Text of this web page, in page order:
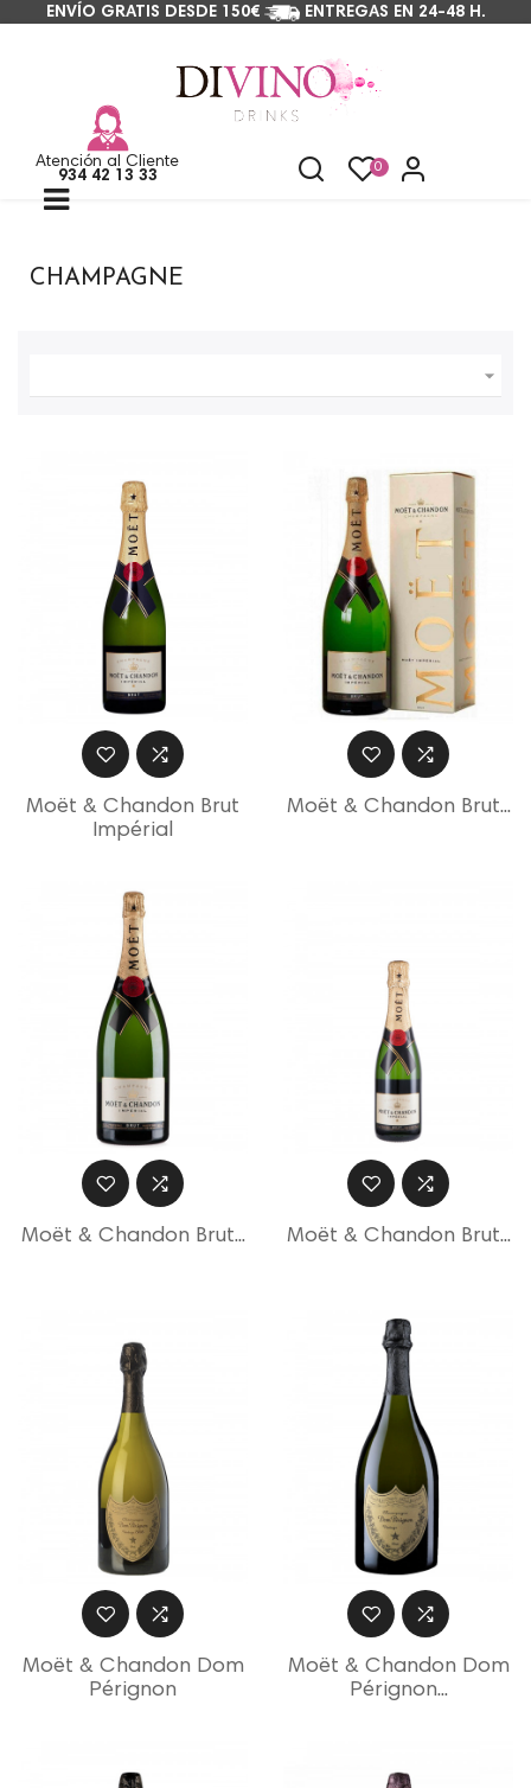
ENVÍO GRATIS DESDE 150€ ENTREGAS EN 24-48 H.
Atención al Cliente
934 42 13 33
0
Navegación
☰
CHAMPAGNE

Moët & Chandon Brut
Impérial
Moët & Chandon Brut...
Moët & Chandon Brut... Moët & Chandon Brut...
Moët & Chandon Dom
Pérignon
Moët & Chandon Dom
Pérignon...